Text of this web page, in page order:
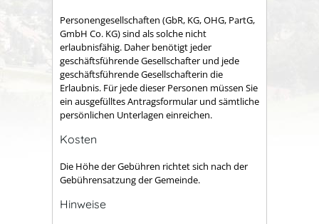
Personengesellschaften (GbR, KG, OHG, PartG,
GmbH Co. KG) sind als solche nicht
erlaubnisfähig. Daher benötigt jeder
geschäftsführende Gesellschafter und jede
geschäftsführende Gesellschafterin die
Erlaubnis. Für jede dieser Personen müssen Sie
ein ausgefülltes Antragsformular und sämtliche
persönlichen Unterlagen einreichen.
Kosten
Die Höhe der Gebühren richtet sich nach der
Gebührensatzung der Gemeinde.
Hinweise